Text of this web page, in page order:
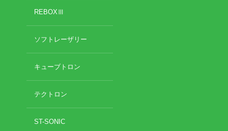
REBOXⅢ
ソフトレーザリー
キューブトロン
テクトロン
ST-SONIC